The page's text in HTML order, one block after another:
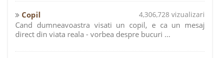
Copil 4,306,728 vizualizari
Cand dumneavoastra visati un copil, e ca un mesaj
direct din viata reala - vorbea despre bucuri ...